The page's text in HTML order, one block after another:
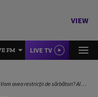
VIEW
FM LIVE TV
Vom avea restricții de sărbători? Alexandru Rafila schimbă strategia: Primele măsuri le vom vedea săptămâna viitoare